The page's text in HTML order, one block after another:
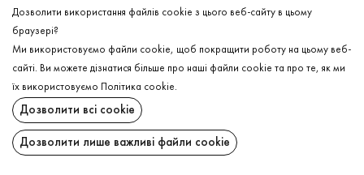
високу якість та зносостійкість, оскільки у складі є незначна
кількість еластану та 95 % бавовни, завдяки чому відчуваються
практичність та комфорт у кожному кроці. Штани оздоблені
зручною резинкою на поясі, яка міцно тримається по фігурі, та
функціональними кишенями для ваших важливих дрібниць.
СКЛАД
Бавовна - 95%, Еластан - 5%
ДОСТАВКА
ПОВЕРНЕННЯ
Дозволити використання файлів cookie з цього веб-сайту в цьому
браузері?
Ми використовуємо файли cookie, щоб покращити роботу на цьому веб-
сайті. Ви можете дізнатися більше про наші файли cookie та про те, як ми
їх використовуємо
Політика cookie.
Дозволити всі cookie
Дозволити лише важливі файли cookie